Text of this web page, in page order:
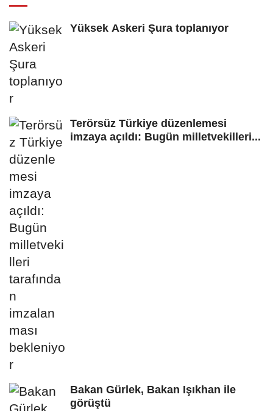
Yüksek Askeri Şura toplanıyor
Terörsüz Türkiye düzenlemesi
imzaya açıldı: Bugün milletvekilleri...
Bakan Gürlek, Bakan Işıkhan ile
görüştü